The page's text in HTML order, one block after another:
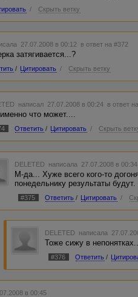
/ Скрыть ветку
27.07.2008 в 00:12 в ответ на #372
затягивается...?
/ Цитировать / Скрыть ветку
написал 27.07.2008 в 00:24 в ответ
что может....
Ответить / Цитировать / Скрыть
DELETED написала 27.07.2008 в
М-да... Хуже всего кого-то
понедельнику результаты будут.
#375 Ответить / Цитировать /
DELETED написала
Тоже сижу в
#376 Ответить /
в 00:45